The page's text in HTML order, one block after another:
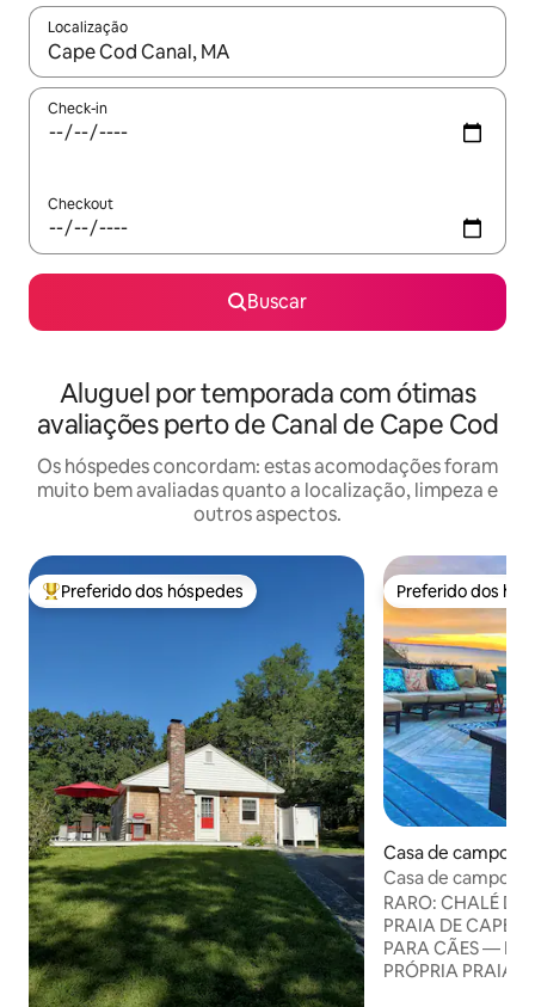
Localização
Quando os resultados estiverem disponíveis, explore-os
Check-in
Checkout
Buscar
Aluguel por temporada com ótimas
avaliações perto de Canal de Cape Cod
Os hóspedes concordam: estas acomodações foram
muito bem avaliadas quanto a localização, limpeza e
outros aspectos.
Entre os melhores preferidos dos hóspedes
Preferido dos hóspedes Preferido dos
Preferido dos
Casa de campo ⋅
Casa de campo à
privativa ~ Lil Sea
RARO: CHALÉ
PRAIA DE CAPE
PARA CÃES —
PRÓPRIA PRAIA